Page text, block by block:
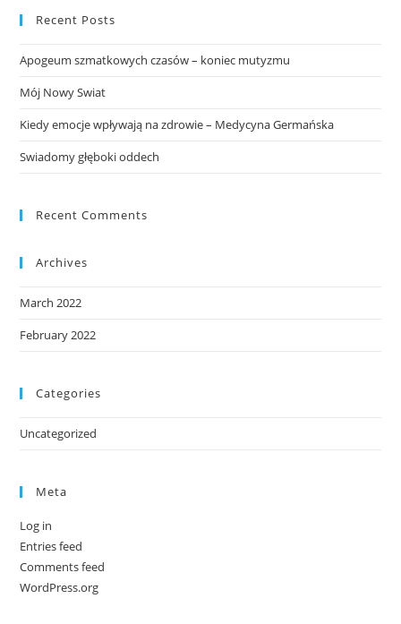
Recent Posts
Apogeum szmatkowych czasów – koniec mutyzmu
Mój Nowy Swiat
Kiedy emocje wpływają na zdrowie – Medycyna Germańska
Swiadomy głęboki oddech
Recent Comments
Archives
March 2022
February 2022
Categories
Uncategorized
Meta
Log in
Entries feed
Comments feed
WordPress.org